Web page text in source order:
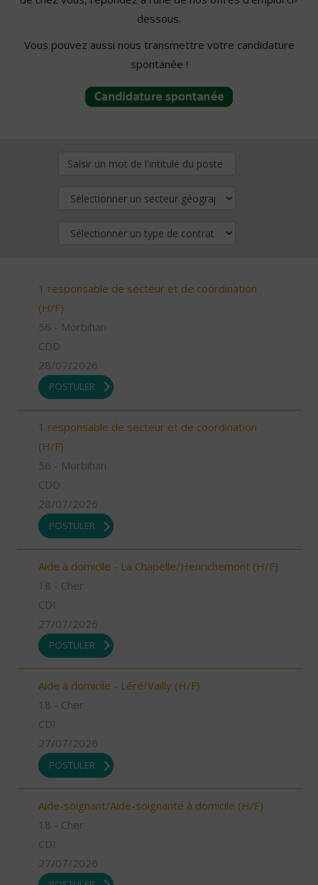
dessous.
Vous pouvez aussi nous transmettre votre candidature
spontanée !
1 responsable de secteur et de coordination
(H/F)
56 - Morbihan
CDD
28/07/2026
POSTULER
1 responsable de secteur et de coordination
(H/F)
56 - Morbihan
CDD
28/07/2026
POSTULER
Aide à domicile - La Chapelle/Henrichemont (H/F)
18 - Cher
CDI
27/07/2026
POSTULER
Aide à domicile - Léré/Vailly (H/F)
18 - Cher
CDI
27/07/2026
POSTULER
Aide-soignant/Aide-soignante à domicile (H/F)
18 - Cher
CDI
27/07/2026